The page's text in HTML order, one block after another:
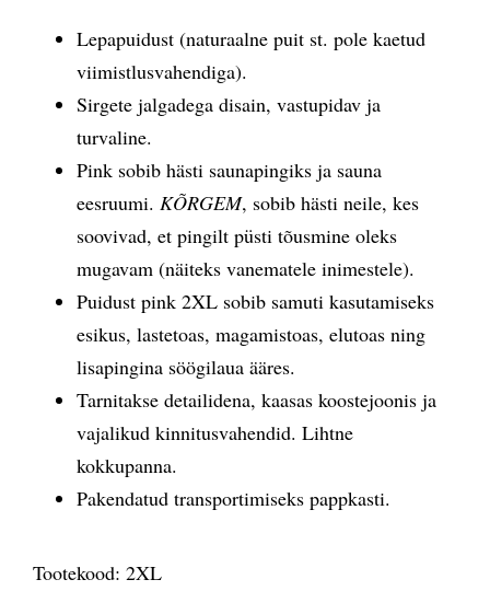
Lepapuidust (naturaalne puit st. pole kaetud
viimistlusvahendiga).
Sirgete jalgadega disain, vastupidav ja
turvaline.
Pink sobib hästi saunapingiks ja sauna
eesruumi. KÕRGEM, sobib hästi neile, kes
soovivad, et pingilt püsti tõusmine oleks
mugavam (näiteks vanematele inimestele).
Puidust pink 2XL sobib samuti kasutamiseks
esikus, lastetoas, magamistoas, elutoas ning
lisapingina söögilaua ääres.
Tarnitakse detailidena, kaasas koostejoonis ja
vajalikud kinnitusvahendid. Lihtne
kokkupanna.
Pakendatud transportimiseks pappkasti.
Tootekood: 2XL